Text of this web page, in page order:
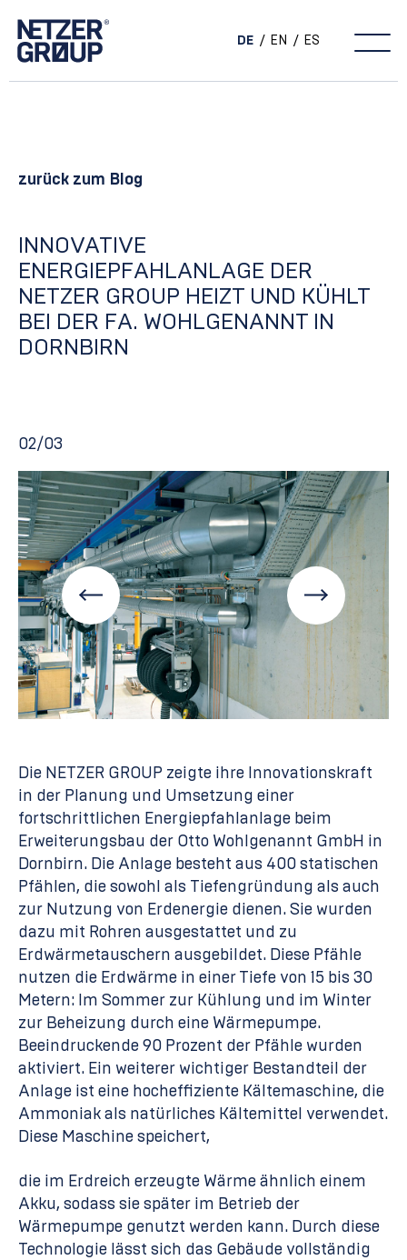
Main Navigation
DE EN ES
zurück zum Blog
INNOVATIVE
ENERGIEPFAHLANLAGE DER
NETZER GROUP HEIZT UND KÜHLT
BEI DER FA. WOHLGENANNT IN
DORNBIRN
02/03
Die NETZER GROUP zeigte ihre Innovationskraft
in der Planung und Umsetzung einer
fortschrittlichen Energiepfahlanlage beim
Erweiterungsbau der Otto Wohlgenannt GmbH in
Dornbirn. Die Anlage besteht aus 400 statischen
Pfählen, die sowohl als Tiefengründung als auch
zur Nutzung von Erdenergie dienen. Sie wurden
dazu mit Rohren ausgestattet und zu
Erdwärmetauschern ausgebildet. Diese Pfähle
nutzen die Erdwärme in einer Tiefe von 15 bis 30
Metern: Im Sommer zur Kühlung und im Winter
zur Beheizung durch eine Wärmepumpe.
Beeindruckende 90 Prozent der Pfähle wurden
aktiviert. Ein weiterer wichtiger Bestandteil der
Anlage ist eine hocheffiziente Kältemaschine, die
Ammoniak als natürliches Kältemittel verwendet.
Diese Maschine speichert,
die im Erdreich erzeugte Wärme ähnlich einem
Akku, sodass sie später im Betrieb der
Wärmepumpe genutzt werden kann. Durch diese
Technologie lässt sich das Gebäude vollständig